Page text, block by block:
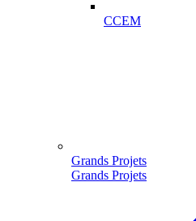
CCEM
Grands Projets
Grands Projets